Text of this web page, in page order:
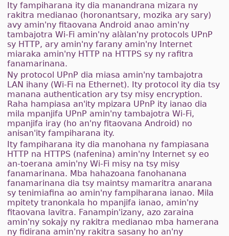
Ity fampiharana ity dia manandrana mizara ny
rakitra medianao (horonantsary, mozika ary sary)
avy amin'ny fitaovana Android anao amin'ny
tambajotra Wi-Fi amin'ny alàlan'ny protocols UPnP
sy HTTP, ary amin'ny farany amin'ny Internet
miaraka amin'ny HTTP na HTTPS sy ny rafitra
fanamarinana.
Ny protocol UPnP dia miasa amin'ny tambajotra
LAN ihany (Wi-Fi na Ethernet). Ity protocol ity dia tsy
manana authentication ary tsy misy encryption.
Raha hampiasa an'ity mpizara UPnP ity ianao dia
mila mpanjifa UPnP amin'ny tambajotra Wi-Fi,
mpanjifa iray (ho an'ny fitaovana Android) no
anisan'ity fampiharana ity.
Ity fampiharana ity dia manohana ny fampiasana
HTTP na HTTPS (nafenina) amin'ny Internet sy eo
an-toerana amin'ny Wi-Fi misy na tsy misy
fanamarinana. Mba hahazoana fanohanana
fanamarinana dia tsy maintsy mamaritra anarana
sy tenimiafina ao amin'ny fampiharana ianao. Mila
mpitety tranonkala ho mpanjifa ianao, amin'ny
fitaovana lavitra. Fanampin'izany, azo zaraina
amin'ny sokajy ny rakitra medianao mba hamerana
ny fidirana amin'ny rakitra sasany ho an'ny